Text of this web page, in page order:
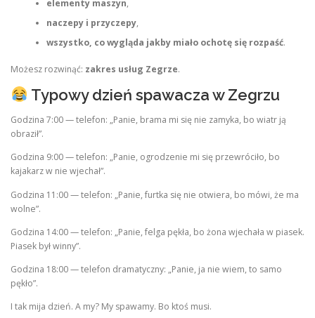
elementy maszyn,
naczepy i przyczepy,
wszystko, co wygląda jakby miało ochotę się rozpaść.
Możesz rozwinąć: zakres usług Zegrze.
Typowy dzień spawacza w Zegrzu
Godzina 7:00 — telefon: „Panie, brama mi się nie zamyka, bo wiatr ją
obraził”.
Godzina 9:00 — telefon: „Panie, ogrodzenie mi się przewróciło, bo
kajakarz w nie wjechał”.
Godzina 11:00 — telefon: „Panie, furtka się nie otwiera, bo mówi, że ma
wolne”.
Godzina 14:00 — telefon: „Panie, felga pękła, bo żona wjechała w piasek.
Piasek był winny”.
Godzina 18:00 — telefon dramatyczny: „Panie, ja nie wiem, to samo
pękło”.
I tak mija dzień. A my? My spawamy. Bo ktoś musi.